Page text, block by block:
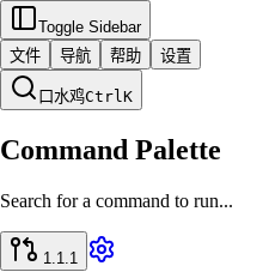
Toggle Sidebar
文件
导航 帮助 设置
口水鸡CtrlK
Command Palette
Search for a command to run...
1.1.1